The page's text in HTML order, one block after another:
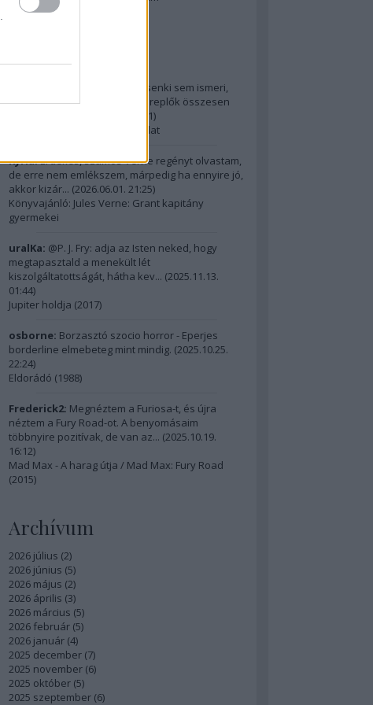
2014 ComingSoon - 5. rész
Friss topikok
@Alick: Az Őslakót kb. senki sem ismeri,
pedig hatalmas film, az itt szereplők összesen
2026.06.01. 21:31)
A 15 legnagyobb filmes fordulat
Kyria:Érdekes, számos Verne regényt olvastam,
de erre nem emlékszem, márpedig ha ennyire jó,
akkor kizár... (2026.06.01. 21:25)
Könyvajánló: Jules Verne: Grant kapitány
gyermekei
uralKa: @P. J. Fry: adja az Isten neked, hogy
megtapasztald a menekült lét
kiszolgáltatottságát, hátha kev... (2025.11.13.
01:44)
Jupiter holdja (2017)
osborne: Borzasztó szocio horror - Eperjes
borderline elmebeteg mint mindig. (2025.10.25.
22:24)
Eldorádó (1988)
Frederick2: Megnéztem a Furiosa-t, és újra
néztem a Fury Road-ot. A benyomásaim
többnyire pozitívak, de van az... (2025.10.19.
16:12)
Mad Max - A harag útja / Mad Max: Fury Road
(2015)
Archívum
2026 július (2)
2026 június (5)
2026 május (2)
2026 április (3)
2026 március (5)
2026 február (5)
2026 január (4)
2025 december (7)
2025 november (6)
2025 október (5)
2025 szeptember (6)